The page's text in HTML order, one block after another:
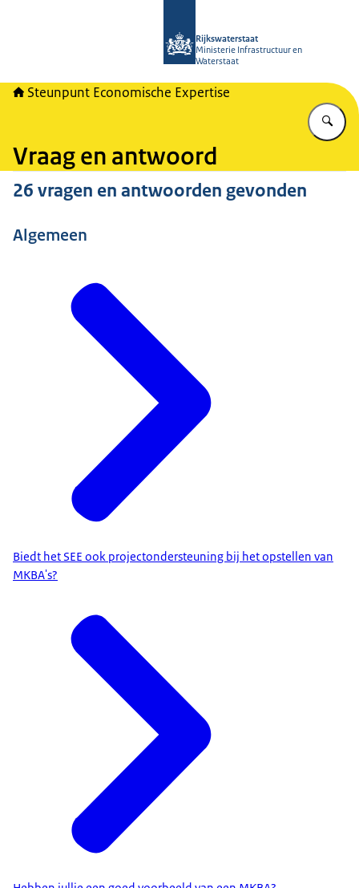
Rijkswaterstaat
Ministerie Infrastructuur en
Waterstaat
Steunpunt Economische Expertise
Vraag en antwoord
26 vragen en antwoorden gevonden
Algemeen
Biedt het SEE ook projectondersteuning bij het opstellen van
MKBA's?